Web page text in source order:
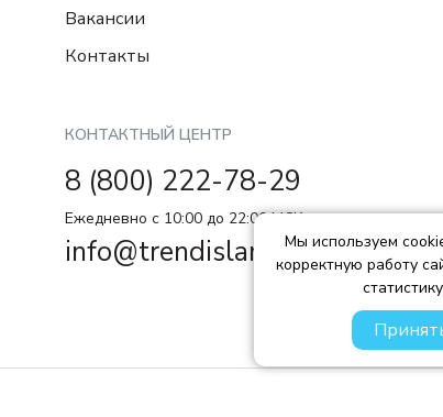
Вакансии
Контакты
КОНТАКТНЫЙ ЦЕНТР
8 (800) 222-78-29
Ежедневно с 10:00 до 22:00 МCK
info@trendisland.ruМы используем
корректную работу